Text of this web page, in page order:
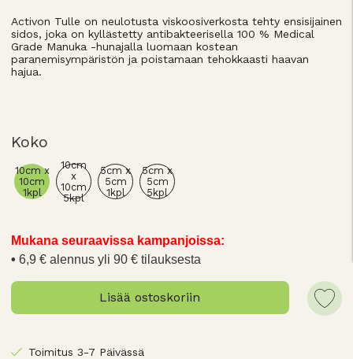
Activon Tulle on neulotusta viskoosiverkosta tehty ensisijainen
sidos, joka on kyllästetty antibakteerisella 100 % Medical
Grade Manuka -hunajalla luomaan kostean
paranemisympäristön ja poistamaan tehokkaasti haavan
hajua.
Koko
10cm x
10cm
1kpl
10cm
x
10cm
5kpl
5cm x
5cm
1kpl
5cm x
5cm
5kpl
Mukana seuraavissa kampanjoissa:
6,9 € alennus yli 90 € tilauksesta
Lisää ostoskoriin
Toimitus 3-7 Päivässä